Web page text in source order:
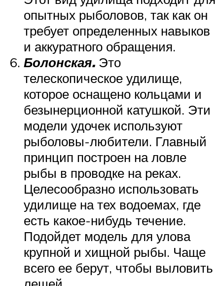
опытных рыболовов, так как он
требует определенных навыков
и аккуратного обращения.
Болонская. Это
телескопическое удилище,
которое оснащено кольцами и
безынерционной катушкой. Эти
модели удочек используют
рыболовы-любители. Главный
принцип построен на ловле
рыбы в проводке на реках.
Целесообразно использовать
удилище на тех водоемах, где
есть какое-нибудь течение.
Подойдет модель для улова
крупной и хищной рыбы. Чаще
всего ее берут, чтобы выловить